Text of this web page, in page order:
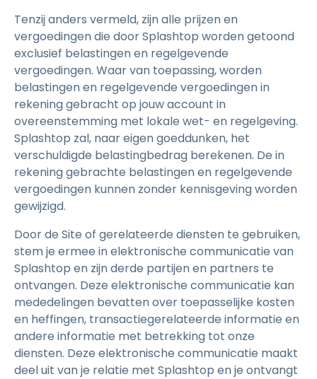
Tenzij anders vermeld, zijn alle prijzen en
vergoedingen die door Splashtop worden getoond
exclusief belastingen en regelgevende
vergoedingen. Waar van toepassing, worden
belastingen en regelgevende vergoedingen in
rekening gebracht op jouw account in
overeenstemming met lokale wet- en regelgeving.
Splashtop zal, naar eigen goeddunken, het
verschuldigde belastingbedrag berekenen. De in
rekening gebrachte belastingen en regelgevende
vergoedingen kunnen zonder kennisgeving worden
gewijzigd.
Door de Site of gerelateerde diensten te gebruiken,
stem je ermee in elektronische communicatie van
Splashtop en zijn derde partijen en partners te
ontvangen. Deze elektronische communicatie kan
mededelingen bevatten over toepasselijke kosten
en heffingen, transactiegerelateerde informatie en
andere informatie met betrekking tot onze
diensten. Deze elektronische communicatie maakt
deel uit van je relatie met Splashtop en je ontvangt